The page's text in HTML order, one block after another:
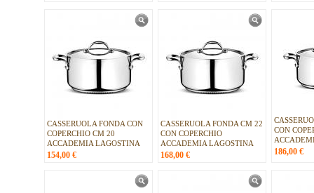
CASSERUOLA FONDA CON
COPERCHIO CM 20
ACCADEMIA LAGOSTINA
154,00 €
CASSERUOLA FONDA CM 22
CON COPERCHIO
ACCADEMIA LAGOSTINA
168,00 €
CON
186,00 €